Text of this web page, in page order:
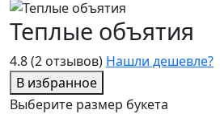
4.8(2 отзывов) Нашли дешевле?
В избранное
Теплые объятия
Выберите размер букета